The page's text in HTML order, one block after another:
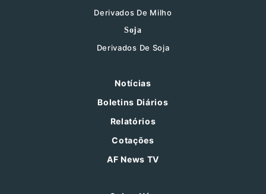
Derivados De Milho
Soja
Derivados De Soja
Notícias
Boletins Diários
Relatórios
Cotações
AF News TV